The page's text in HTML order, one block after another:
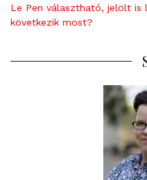
Le Pen választható, jelölt is
következik most?